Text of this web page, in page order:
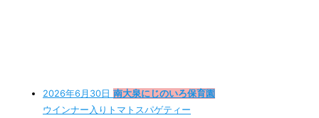
2026年6月30日 南大泉にじのいろ保育園
ウインナー入りトマトスパゲティー